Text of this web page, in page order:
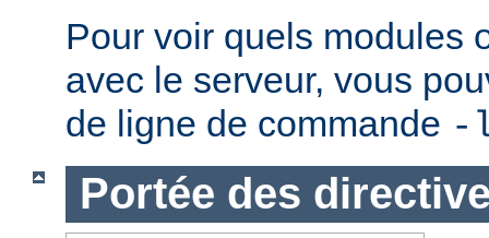
Pour voir quels modules
avec le serveur, vous
de ligne de commande -
Portée des